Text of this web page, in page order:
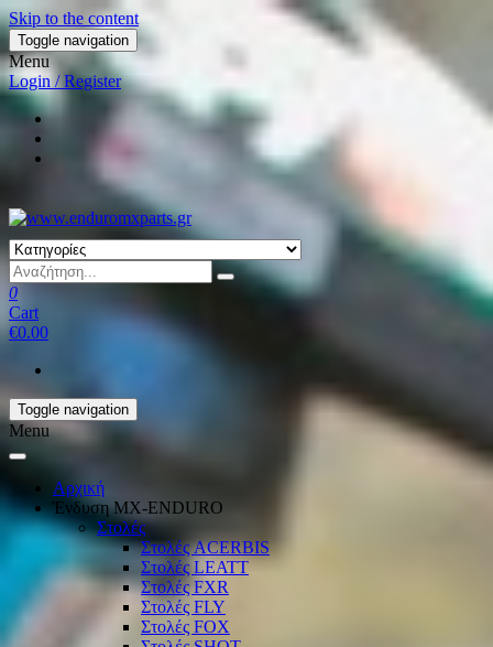
Skip to the content
Toggle navigation
Menu
Login / Register
0
Cart
€0.00
Toggle navigation
Menu
Αρχική
Ένδυση ΜΧ-ΕΝDURO
Στολές
Στολές ACERBIS
Στολές LEATT
Στολές FXR
Στολές FLY
Στολές FOX